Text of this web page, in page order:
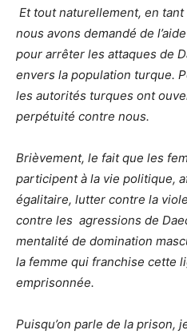
Et tout naturellement, en
nous avons demandé de l’aide
pour arrêter les attaques de
envers la population turque.
les autorités turques ont
perpétuité contre nous.
Brièvement, le fait que les
participent à la vie politique,
égalitaire, lutter contre la
contre les agressions de
mentalité de domination
la femme qui franchise cette
emprisonnée.
Puisqu’on parle de la prison,